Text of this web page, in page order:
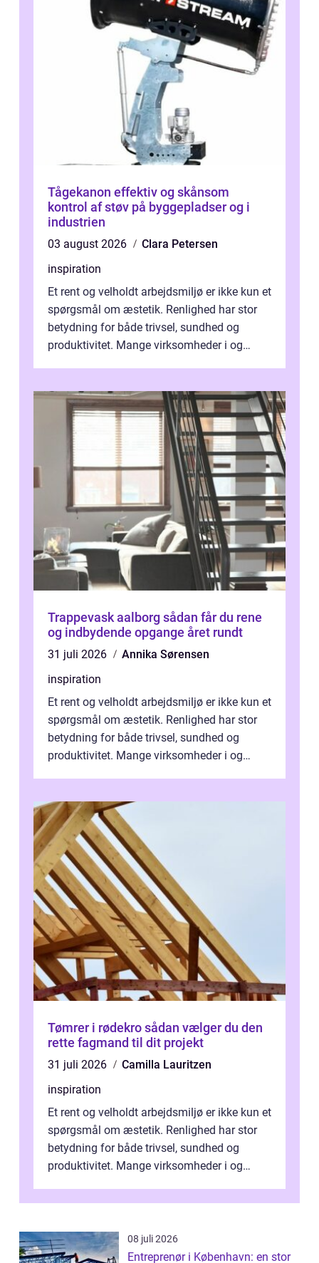
Tågekanon effektiv og skånsom
kontrol af støv på byggepladser og i
industrien
03 august 2026
Clara Petersen
inspiration
Et rent og velholdt arbejdsmiljø er ikke kun et
spørgsmål om æstetik. Renlighed har stor
betydning for både trivsel, sundhed og
produktivitet. Mange virksomheder i og
Trappevask aalborg sådan får du rene
og indbydende opgange året rundt
31 juli 2026
Annika Sørensen
inspiration
Et rent og velholdt arbejdsmiljø er ikke kun et
spørgsmål om æstetik. Renlighed har stor
betydning for både trivsel, sundhed og
produktivitet. Mange virksomheder i og
Tømrer i rødekro sådan vælger du den
rette fagmand til dit projekt
31 juli 2026
Camilla Lauritzen
inspiration
Et rent og velholdt arbejdsmiljø er ikke kun et
spørgsmål om æstetik. Renlighed har stor
betydning for både trivsel, sundhed og
produktivitet. Mange virksomheder i og
08 juli 2026
Entreprenør i København: en stor